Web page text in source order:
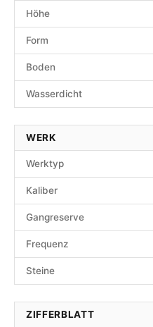
Höhe
Form
Boden
Wasserdicht
WERK
Werktyp
Kaliber
Gangreserve
Frequenz
Steine
ZIFFERBLATT